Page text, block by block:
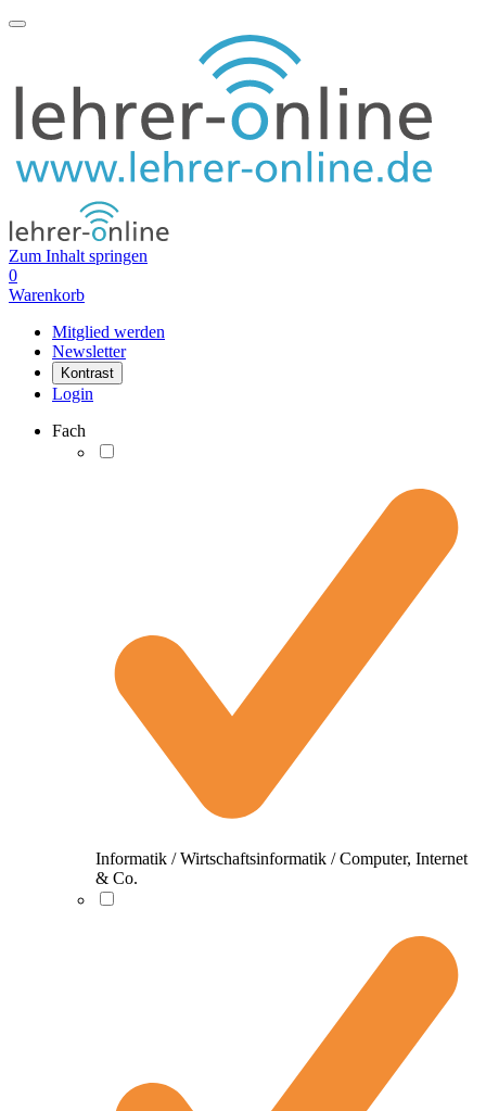
Zum Inhalt springen
0
Warenkorb
Mitglied werden
Newsletter
Kontrast
Login
Fach
Informatik / Wirtschaftsinformatik / Computer, Internet
& Co.